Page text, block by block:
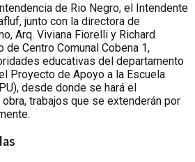
de Rio Negro, el Intendente
junto con la directora de
Arq. Viviana Fiorelli y Richard
de Centro Comunal Cobena 1,
educativas del departamento
Proyecto de Apoyo a la Escuela
desde donde se hará el
trabajos que se extenderán por